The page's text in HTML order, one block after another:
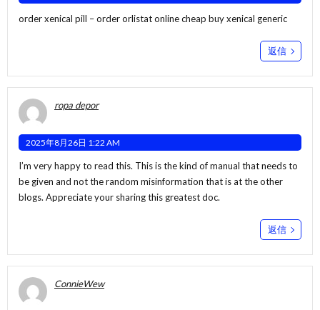
order xenical pill –order orlistat online cheap buy xenical generic
返信
ropa depor
2025年8月26日 1:22 AM
I’m very happy to read this. This is the kind of manual that needs to
be given and not the random misinformation that is at the other
blogs. Appreciate your sharing this greatest doc.
返信
ConnieWew